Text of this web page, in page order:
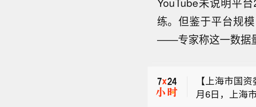
练。但鉴于平台规模
——专家称这一数据
【上海市国
月6日，上海
记、董事长马
套期保值等风
牢金融安全
【美光科技转
7%。希捷科
动，是针对
【上海市国
月6日，上海